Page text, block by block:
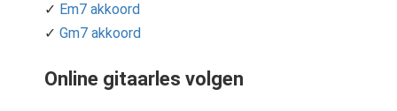
✓ Em7 akkoord
✓ Gm7 akkoord
Online gitaarles volgen